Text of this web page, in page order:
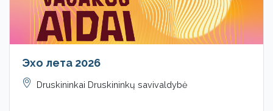
Эхо лета 2026
Druskininkai Druskininkų savivaldybė